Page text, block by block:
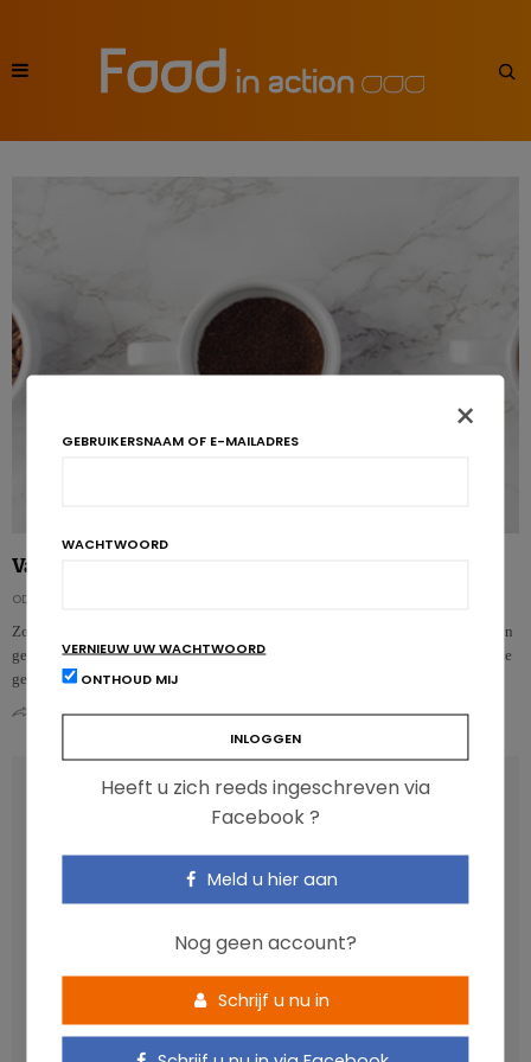
Vanaf welke dosis wordt koffie gevaarlijk voor het hart?
ODILE BERNARD
Zoals alle voedingsmiddelen kan ook koffie deel uitmaken van een gezond en
gevarieerd voedingspatroon, maar vanaf wanneer wordt het drinken van koffie
gevaa…
0
RECENT POSTS
Anthocyanen: gunstig voor de cardiometabole
Een gezonde darmmicrobiota is goed, maar wat is dat
eigenlijk?
Vis, verontreinigende stoffen en omega-3: wat zijn de
aanbevelingen?
×
GEBRUIKERSNAAM OF E-MAILADRES
WACHTWOORD
VERNIEUW UW WACHTWOORD
ONTHOUD MIJ
Heeft u zich reeds ingeschreven via
Facebook ?
Meld u hier aan
Nog geen account?
Schrijf u nu in